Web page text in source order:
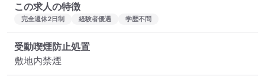
この求人の特徴
完全週休2日制 経験者優遇 学歴不問
受動喫煙防止処置
敷地内禁煙